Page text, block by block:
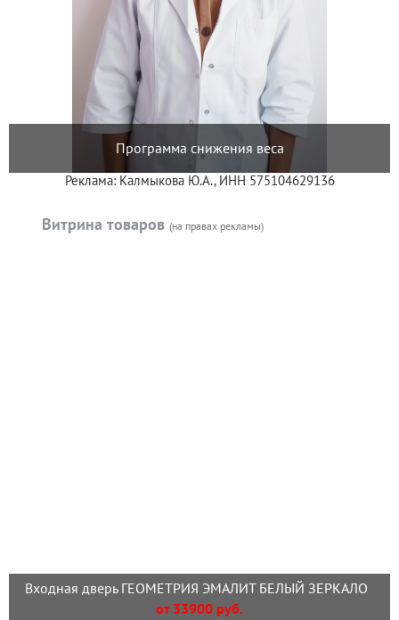
Программа снижения веса
Реклама: Калмыкова Ю.А., ИНН 575104629136
Витрина товаров (на правах рекламы)
Входная дверь ГЕОМЕТРИЯ ЭМАЛИТ БЕЛЫЙ ЗЕРКАЛО
от 33900 руб.